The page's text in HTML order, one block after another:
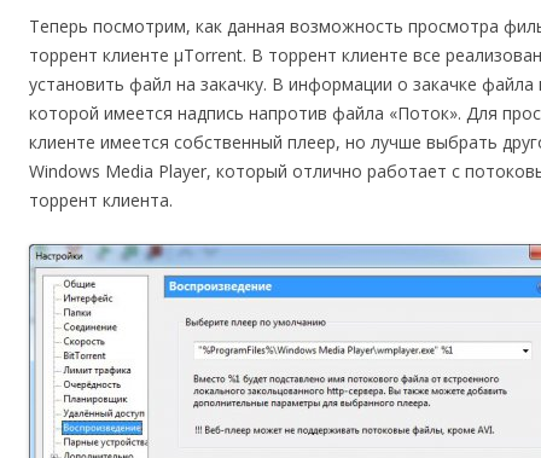
Теперь посмотрим, как данная возможность просмотра
торрент клиенте µTorrent. В торрент клиенте все
установить файл на закачку. В информации о закачке
которой имеется надпись напротив файла «Поток». Для
клиенте имеется собственный плеер, но лучше выбрать
Windows Media Player, который отлично работает с
торрент клиента.